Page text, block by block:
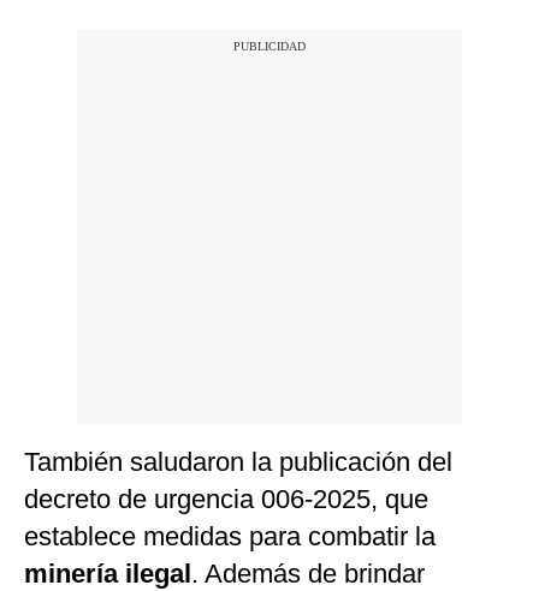
También saludaron la publicación del
decreto de urgencia 006-2025, que
establece medidas para combatir la
minería ilegal. Además de brindar